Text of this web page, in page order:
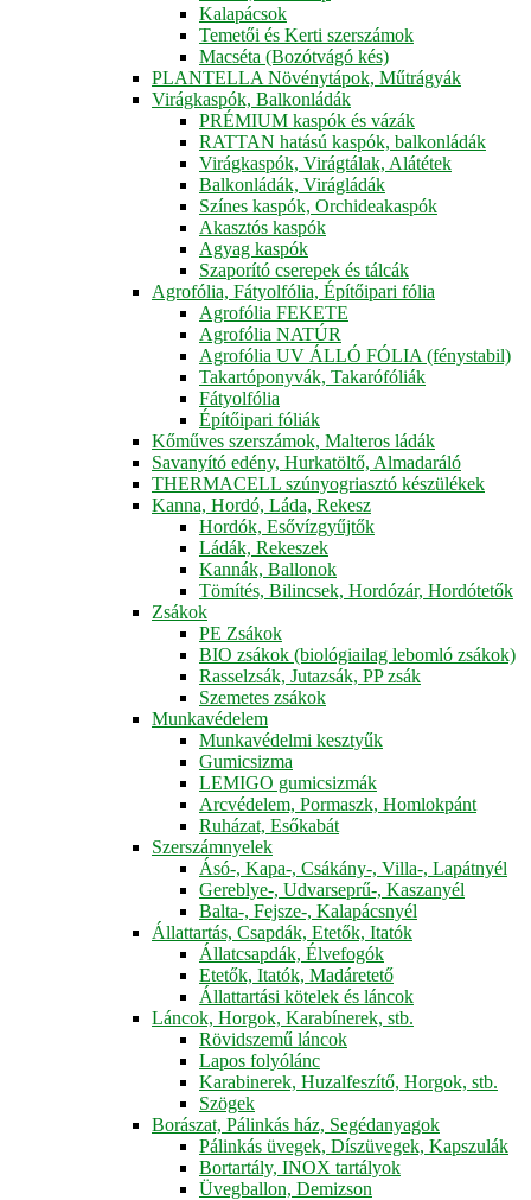
Kalapácsok
Temetői és Kerti szerszámok
Macséta (Bozótvágó kés)
PLANTELLA Növénytápok, Műtrágyák
Virágkaspók, Balkonládák
PRÉMIUM kaspók és vázák
RATTAN hatású kaspók, balkonládák
Virágkaspók, Virágtálak, Alátétek
Balkonládák, Virágládák
Színes kaspók, Orchideakaspók
Akasztós kaspók
Agyag kaspók
Szaporító cserepek és tálcák
Agrofólia, Fátyolfólia, Építőipari fólia
Agrofólia FEKETE
Agrofólia NATÚR
Agrofólia UV ÁLLÓ FÓLIA (fénystabil)
Takartóponyvák, Takarófóliák
Fátyolfólia
Építőipari fóliák
Kőműves szerszámok, Malteros ládák
Savanyító edény, Hurkatöltő, Almadaráló
THERMACELL szúnyogriasztó készülékek
Kanna, Hordó, Láda, Rekesz
Hordók, Esővízgyűjtők
Ládák, Rekeszek
Kannák, Ballonok
Tömítés, Bilincsek, Hordózár, Hordótetők
Zsákok
PE Zsákok
BIO zsákok (biológiailag lebomló zsákok)
Rasselzsák, Jutazsák, PP zsák
Szemetes zsákok
Munkavédelem
Munkavédelmi kesztyűk
Gumicsizma
LEMIGO gumicsizmák
Arcvédelem, Pormaszk, Homlokpánt
Ruházat, Esőkabát
Szerszámnyelek
Ásó-, Kapa-, Csákány-, Villa-, Lapátnyél
Gereblye-, Udvarseprű-, Kaszanyél
Balta-, Fejsze-, Kalapácsnyél
Állattartás, Csapdák, Etetők, Itatók
Állatcsapdák, Élvefogók
Etetők, Itatók, Madáretető
Állattartási kötelek és láncok
Láncok, Horgok, Karabínerek, stb.
Rövidszemű láncok
Lapos folyólánc
Karabinerek, Huzalfeszítő, Horgok, stb.
Szögek
Borászat, Pálinkás ház, Segédanyagok
Pálinkás üvegek, Díszüvegek, Kapszulák
Bortartály, INOX tartályok
Üvegballon, Demizson